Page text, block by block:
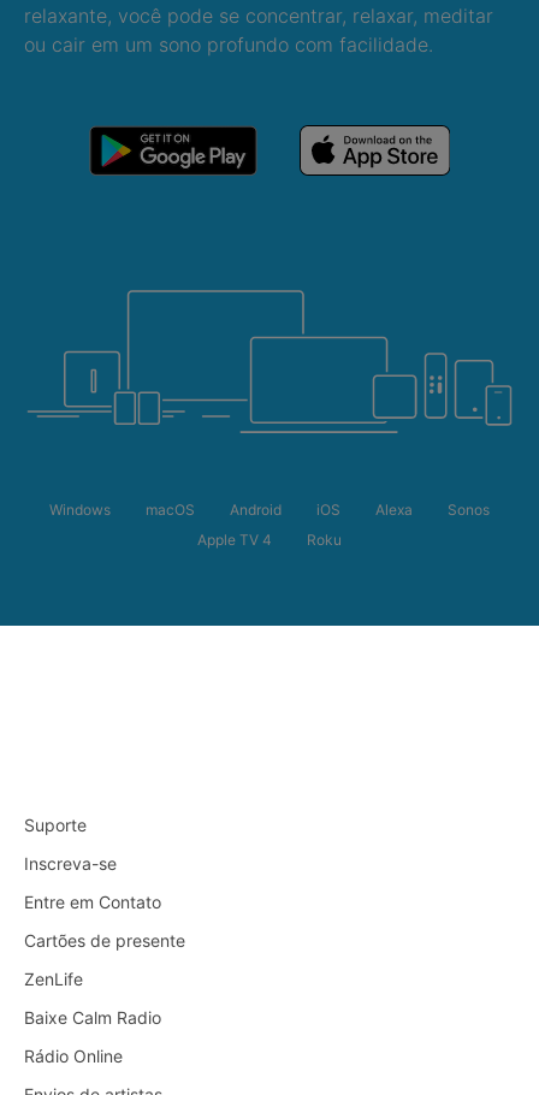
relaxante, você pode se concentrar, relaxar, meditar
ou cair em um sono profundo com facilidade.
Windows macOS Android iOS Alexa
Sonos
Apple TV 4
Roku
Suporte
Inscreva-se
Entre em Contato
Cartões de presente
ZenLife
Baixe Calm Radio
Rádio Online